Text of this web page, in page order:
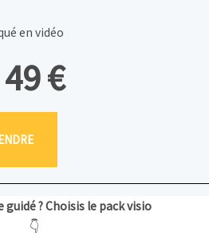
en vidéo
49 €
guidé ? Choisis le pack visio
👇